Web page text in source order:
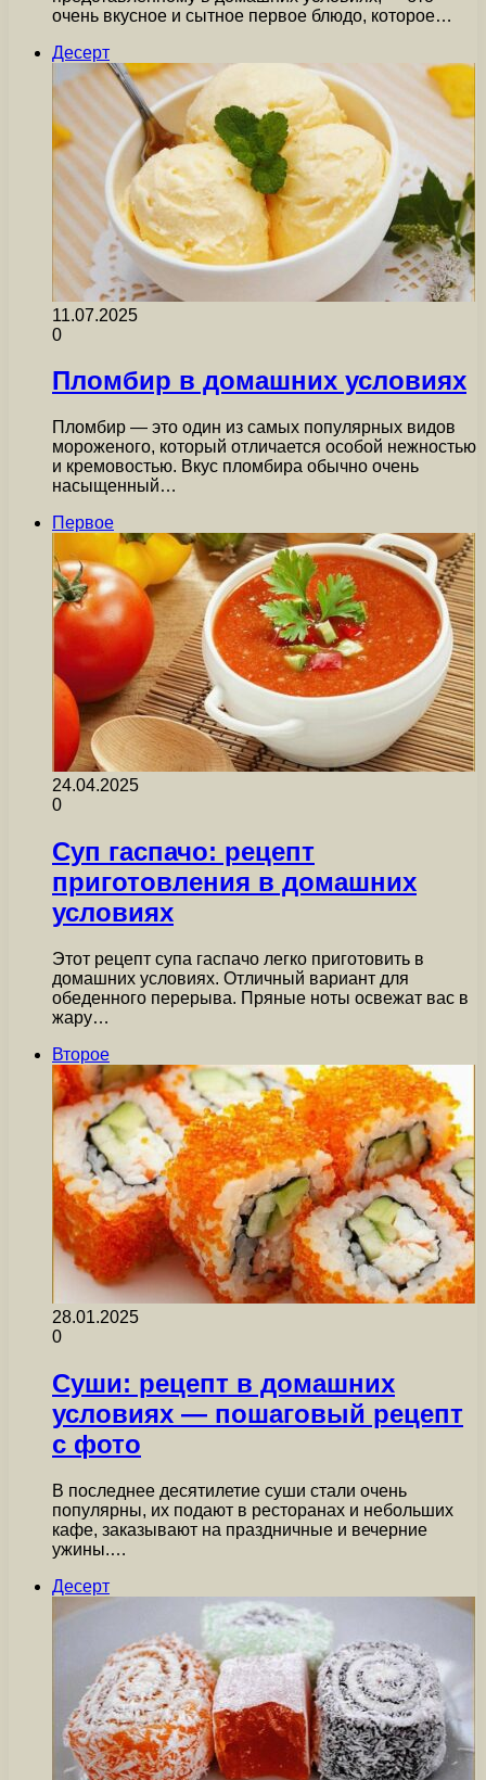
очень вкусное и сытное первое блюдо, которое…
Десерт
11.07.2025
0
Пломбир в домашних условиях
Пломбир — это один из самых популярных видов
мороженого, который отличается особой нежностью
и кремовостью. Вкус пломбира обычно очень
насыщенный…
Первое
24.04.2025
0
Суп гаспачо: рецепт
приготовления в домашних
условиях
Этот рецепт супа гаспачо легко приготовить в
домашних условиях. Отличный вариант для
обеденного перерыва. Пряные ноты освежат вас в
жару…
Второе
28.01.2025
0
Суши: рецепт в домашних
условиях — пошаговый рецепт
с фото
В последнее десятилетие суши стали очень
популярны, их подают в ресторанах и небольших
кафе, заказывают на праздничные и вечерние
ужины.…
Десерт